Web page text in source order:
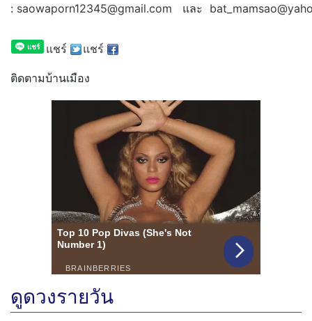
: saowaporn12345@gmail.com และ
แชร์ แชร์
ติดตามบ้านเมือง
ดูดวงรายวัน